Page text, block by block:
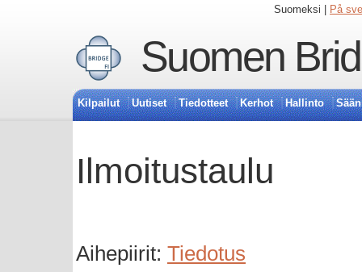
Suomeksi | På
Suomen
Kilpailut Uutiset Tiedotteet Kerhot Hallinto
Ilmoitustaulu
Aihepiirit: Tiedotus